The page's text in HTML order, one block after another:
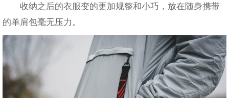
收纳之后的衣服变的更加规整和小巧，放在随身携带
的单肩包毫无压力。